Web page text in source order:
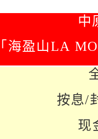
中
「海盈山LA
按息/
现